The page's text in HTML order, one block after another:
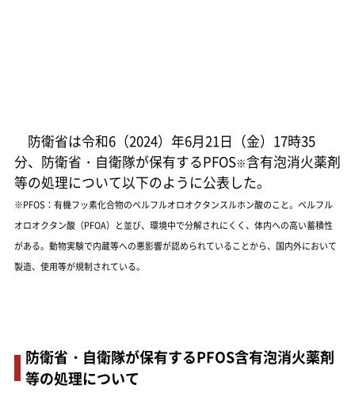
防衛省は令和6（2024）年6月21日（金）17時35
分、防衛省・自衛隊が保有するPFOS※含有泡消火薬剤
等の処理について以下のように公表した。
※PFOS：有機フッ素化合物のペルフルオロオクタンスルホン酸のこと。ペルフル
オロオクタン酸（PFOA）と並び、環境中で分解されにくく、体内への高い蓄積性
がある。動物実験で内蔵等への悪影響が認められていることから、国内外において
製造、使用等が規制されている。
防衛省・自衛隊が保有するPFOS含有泡消火薬剤
等の処理について